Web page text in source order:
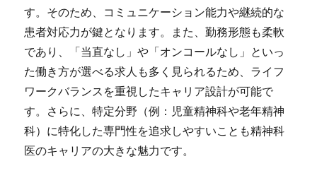
す。そのため、コミュニケーション能力や継続的な
患者対応力が鍵となります。また、勤務形態も柔軟
であり、「当直なし」や「オンコールなし」といっ
た働き方が選べる求人も多く見られるため、ライフ
ワークバランスを重視したキャリア設計が可能で
す。さらに、特定分野（例：児童精神科や老年精神
科）に特化した専門性を追求しやすいことも精神科
医のキャリアの大きな魅力です。